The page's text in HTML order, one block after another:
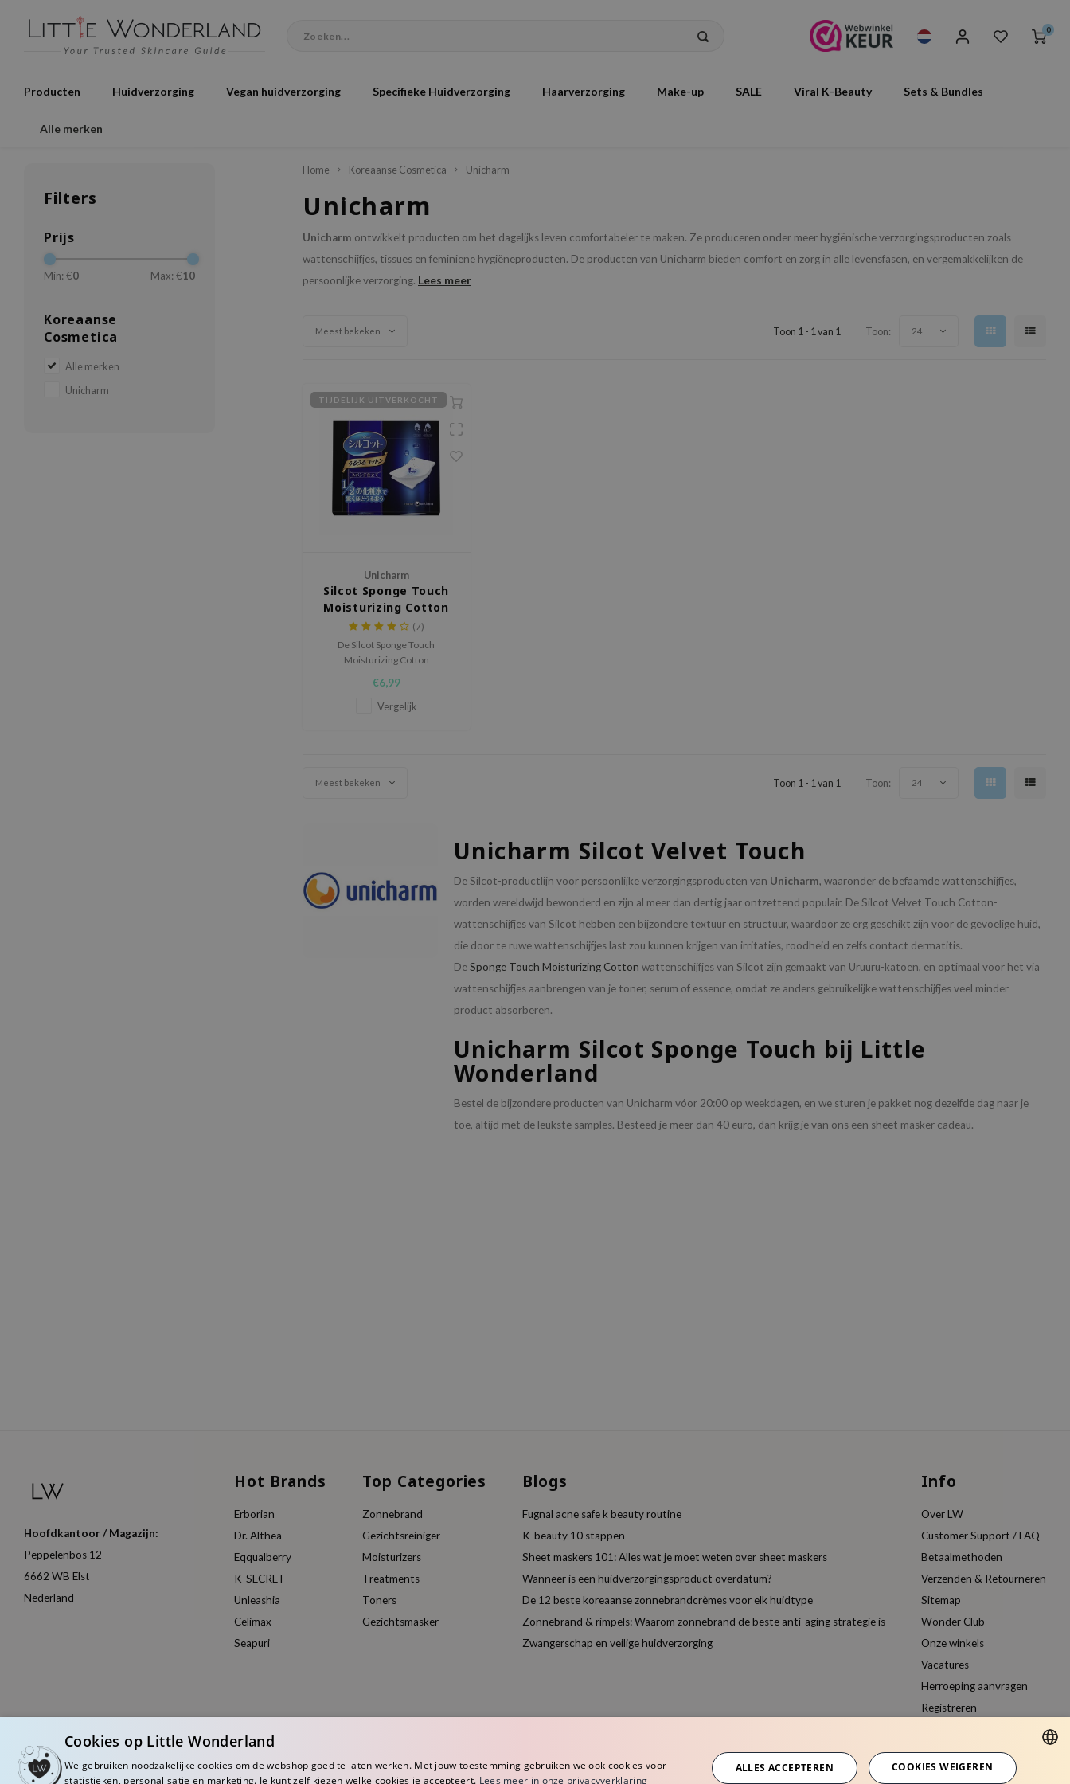
0
Producten Huidverzorging Vegan huidverzorging Specifieke Huidverzorging Haarverzorging Make-up SALE Viral K-Beauty Sets & Bundles
Alle merken
Filters
Prijs
Min: €0 Max: €10
Koreaanse
Cosmetica
Alle merken
Unicharm
Home Koreaanse Cosmetica Unicharm
Unicharm
Unicharm ontwikkelt producten om het dagelijks leven comfortabeler te maken. Ze produceren onder meer hygiënische verzorgingsproducten zoals
wattenschijfjes, tissues en feminiene hygiëneproducten. De producten van Unicharm bieden comfort en zorg in alle levensfasen, en vergemakkelijken de
persoonlijke verzorging. Lees meer
Meest bekeken Toon 1 - 1 van 1 Toon: 24
TIJDELIJK UITVERKOCHT
Unicharm
Silcot Sponge Touch
Moisturizing Cotton
(Uruuru Cotton)
(7)
De Silcot Sponge Touch
Moisturizing Cotton
op Japan’s grootste cosmetica
site. Gewone, traditionele
Moisturizing C
€6,99
Vergelijk
Meest bekeken Toon 1 - 1 van 1 Toon: 24
Unicharm Silcot Velvet Touch
De Silcot-productlijn voor persoonlijke verzorgingsproducten van Unicharm, waaronder de befaamde wattenschijfjes,
worden wereldwijd bewonderd en zijn al meer dan dertig jaar ontzettend populair. De Silcot Velvet Touch Cotton-
wattenschijfjes van Silcot hebben een bijzondere textuur en structuur, waardoor ze erg geschikt zijn voor de gevoelige huid,
die door te ruwe wattenschijfjes last zou kunnen krijgen van irritaties, roodheid en zelfs contact dermatitis.
DeSponge Touch Moisturizing Cotton wattenschijfjes van Silcot zijn gemaakt van Uruuru-katoen, en optimaal voor het via
wattenschijfjes aanbrengen van je toner, serum of essence, omdat ze anders gebruikelijke wattenschijfjes veel minder
product absorberen.
Unicharm Silcot Sponge Touch bij Little
Wonderland
Bestel de bijzondere producten van Unicharm vóor 20:00 op weekdagen, en we sturen je pakket nog dezelfde dag naar je
toe, altijd met de leukste samples. Besteed je meer dan 40 euro, dan krijg je van ons een sheet masker cadeau.
Hoofdkantoor / Magazijn:
Peppelenbos 12
6662 WB Elst
Nederland
Hot Brands
Erborian
Dr. Althea
Eqqualberry
K-SECRET
Unleashia
Celimax
Seapuri
Top Categories
Zonnebrand
Gezichtsreiniger
Moisturizers
Treatments
Toners
Gezichtsmasker
Blogs
Fugnal acne safe k beauty routine
K-beauty 10 stappen
Sheet maskers 101: Alles wat je moet weten over sheet maskers
Wanneer is een huidverzorgingsproduct overdatum?
De 12 beste koreaanse zonnebrandcrèmes voor elk huidtype
Zonnebrand & rimpels: Waarom zonnebrand de beste anti-aging strategie is
Zwangerschap en veilige huidverzorging
Info
Over LW
Customer Support / FAQ
Betaalmethoden
Verzenden & Retourneren
Sitemap
Wonder Club
Onze winkels
Vacatures
Herroeping aanvragen
Registreren
DUTCH
Cookies op Little Wonderland
We gebruiken noodzakelijke cookies om de webshop goed te laten werken. Met jouw toestemming gebruiken we ook cookies voor
statistieken, personalisatie en marketing. Je kunt zelf kiezen welke cookies je accepteert. Lees meer in onze privacyverklaring
ALLES ACCEPTEREN COOKIES WEIGEREN